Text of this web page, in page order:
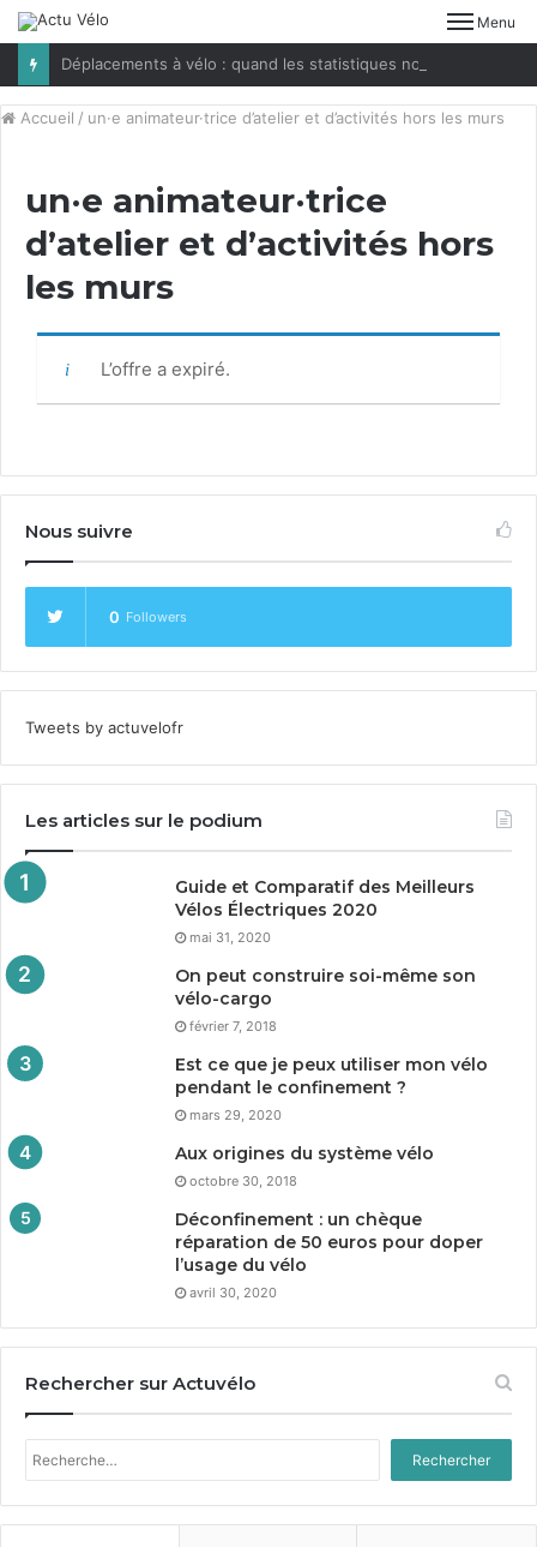
Menu
Accueil / un·e animateur·trice d’atelier et d’activités hors les murs
un·e animateur·trice
d’atelier et d’activités hors
les murs
L’offre a expiré.
Nous suivre
0 Followers
Tweets by actuvelofr
Les articles sur le podium
Guide et Comparatif des Meilleurs
Vélos Électriques 2020
mai 31, 2020
On peut construire soi-même son
vélo-cargo
février 7, 2018
Est ce que je peux utiliser mon vélo
pendant le confinement ?
mars 29, 2020
Aux origines du système vélo
octobre 30, 2018
Déconfinement : un chèque
réparation de 50 euros pour doper
l’usage du vélo
avril 30, 2020
Rechercher sur Actuvélo
Rechercher :